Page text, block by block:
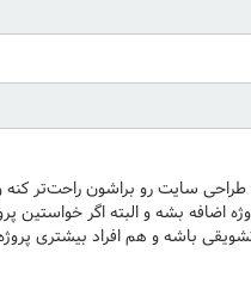
طراحی سایت رو براشون راحت‌تر کنه
اضافه بشه و البته اگر خواستین
باشه و هم افراد بیشتری